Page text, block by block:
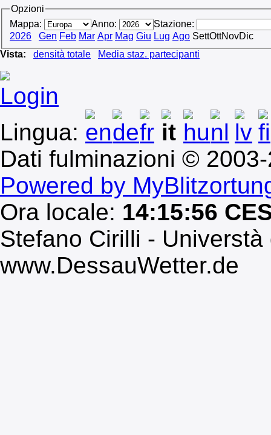
Opzioni
Mappa:
Anno:
Stazione:
2026
Gen Feb Mar Apr Mag Giu Lug Ago SettOttNovDic
Vista:
densità totale Media staz. partecipanti
Login
Lingua:
Dati fulminazioni ©
Powered by
Ora locale: 14:15:56
Stefano Cirilli -
www.DessauWetter.de